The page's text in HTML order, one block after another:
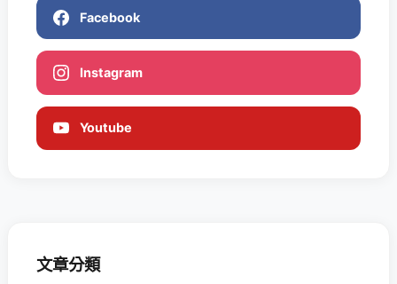
Facebook
Instagram
Youtube
文章分類